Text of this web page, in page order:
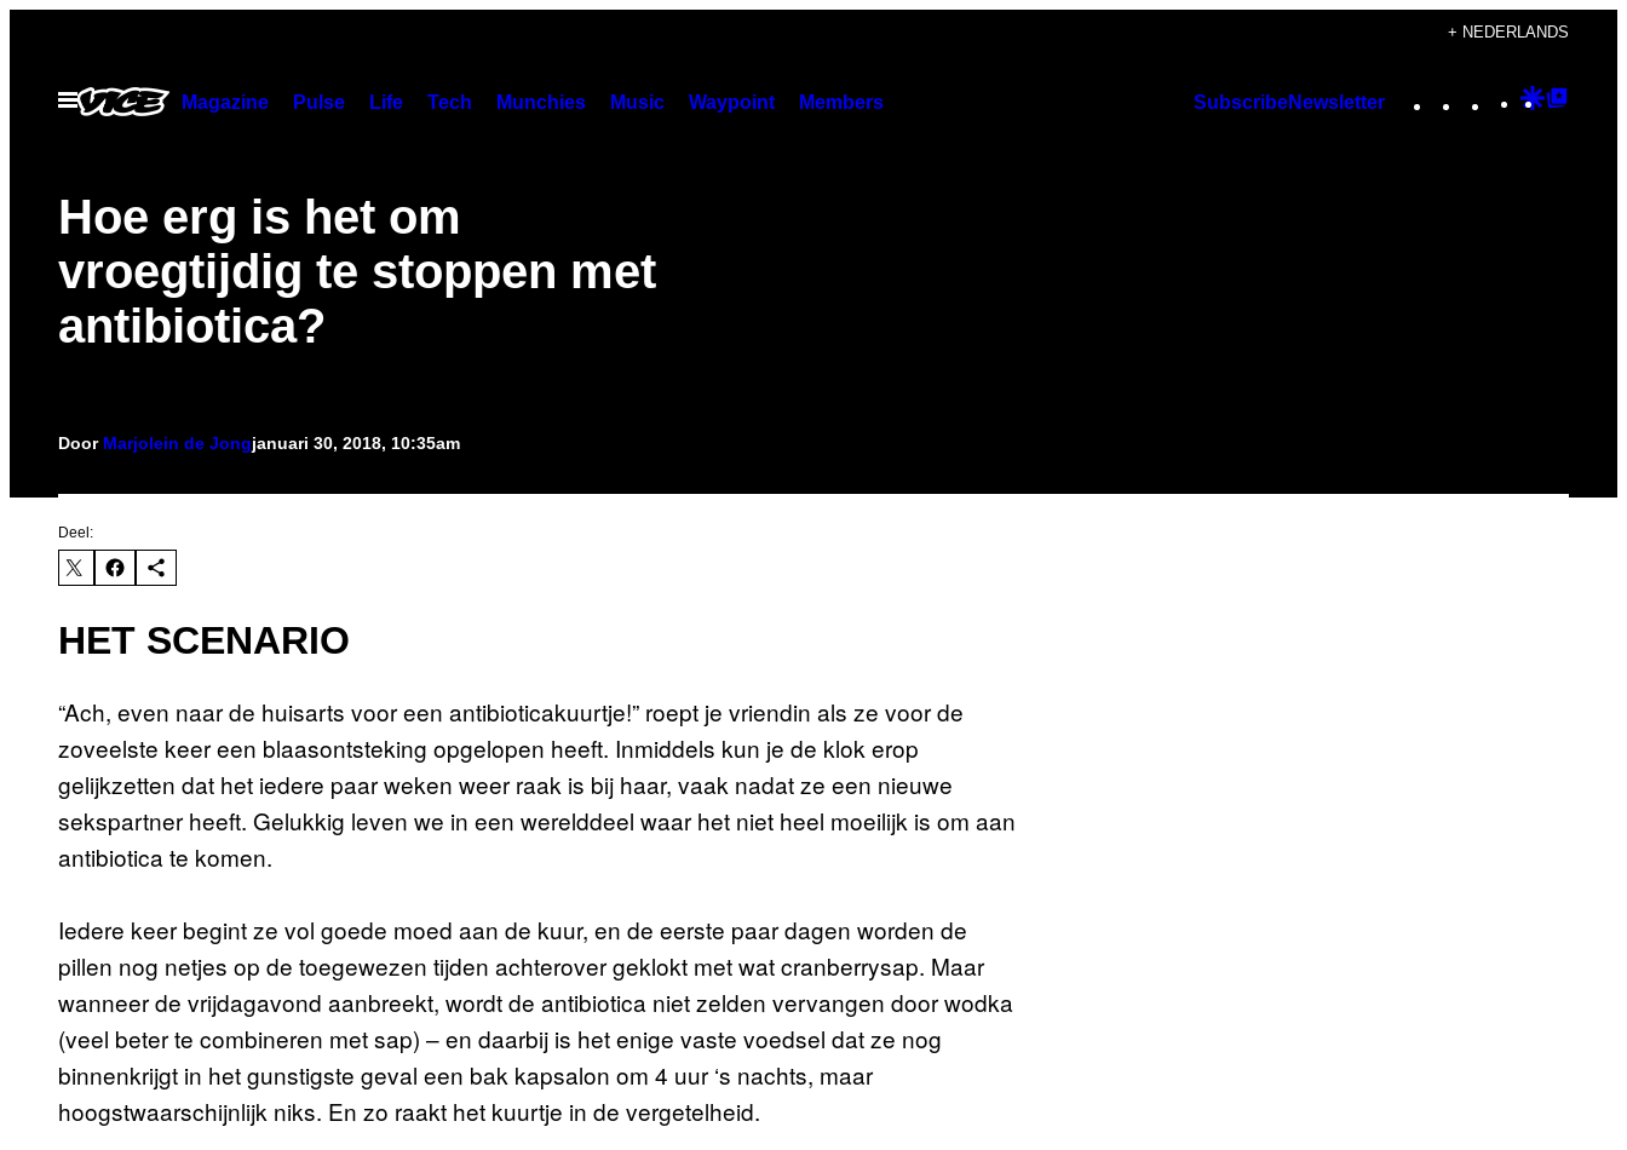
+ NEDERLANDS
Open
menu
Magazine Pulse Life Tech Munchies Music Waypoint Members SubscribeNewsletter Instagram
TikTok
YouTube
Google
Hoe erg is het om
vroegtijdig te stoppen met
antibiotica?
Door Marjolein de Jongjanuari 30, 2018, 10:35am
Deel:
HET SCENARIO
“Ach, even naar de huisarts voor een antibioticakuurtje!” roept je vriendin als ze voor de
zoveelste keer een blaasontsteking opgelopen heeft. Inmiddels kun je de klok erop
gelijkzetten dat het iedere paar weken weer raak is bij haar, vaak nadat ze een nieuwe
sekspartner heeft. Gelukkig leven we in een werelddeel waar het niet heel moeilijk is om aan
antibiotica te komen.
Iedere keer begint ze vol goede moed aan de kuur, en de eerste paar dagen worden de
pillen nog netjes op de toegewezen tijden achterover geklokt met wat cranberrysap. Maar
wanneer de vrijdagavond aanbreekt, wordt de antibiotica niet zelden vervangen door wodka
(veel beter te combineren met sap) – en daarbij is het enige vaste voedsel dat ze nog
binnenkrijgt in het gunstigste geval een bak kapsalon om 4 uur ‘s nachts, maar
hoogstwaarschijnlijk niks. En zo raakt het kuurtje in de vergetelheid.